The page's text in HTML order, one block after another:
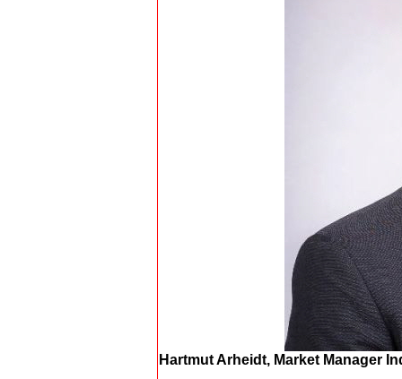
Hartmut Arheidt, Market Manager